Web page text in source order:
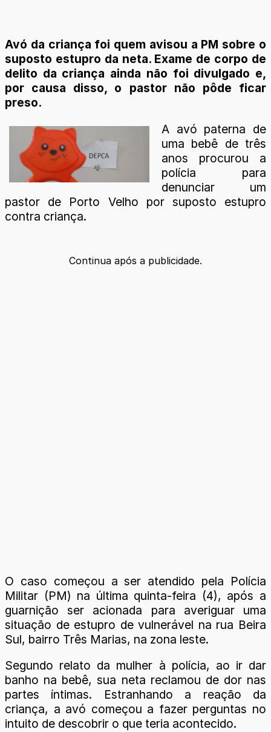
Avó da criança foi quem avisou a PM sobre o
suposto estupro da neta. Exame de corpo de
delito da criança ainda não foi divulgado e,
por causa disso, o pastor não pôde ficar
preso.
A avó paterna de
uma bebê de três
anos procurou a
polícia para
denunciar um
pastor de Porto Velho por suposto estupro
contra criança.
Continua após a publicidade.
O caso começou a ser atendido pela Polícia
Militar (PM) na última quinta-feira (4), após a
guarnição ser acionada para averiguar uma
situação de estupro de vulnerável na rua Beira
Sul, bairro Três Marias, na zona leste.
Segundo relato da mulher à polícia, ao ir dar
banho na bebê, sua neta reclamou de dor nas
partes íntimas. Estranhando a reação da
criança, a avó começou a fazer perguntas no
intuito de descobrir o que teria acontecido.